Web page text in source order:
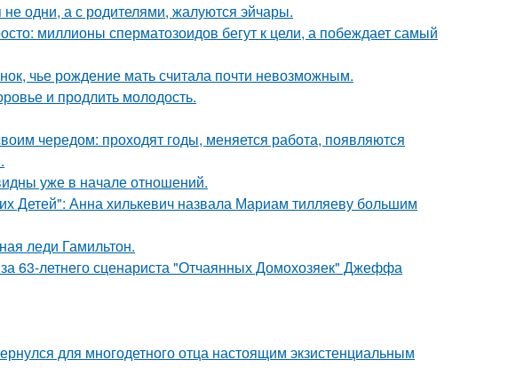
одни, а с родителями, жалуются эйчары.
миллионы сперматозоидов бегут к цели, а побеждает самый
чье рождение мать считала почти невозможным.
и продлить молодость.
чередом: проходят годы, меняется работа, появляются
уже в начале отношений.
Анна хилькевич назвала Мариам тилляеву большим
леди Гамильтон.
63-летнего сценариста "Отчаянных Домохозяек" Джеффа
для многодетного отца настоящим экзистенциальным